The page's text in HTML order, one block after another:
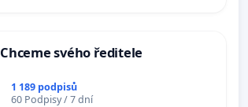
Chceme svého ředitele
1 189 podpisů
60 Podpisy / 7 dní